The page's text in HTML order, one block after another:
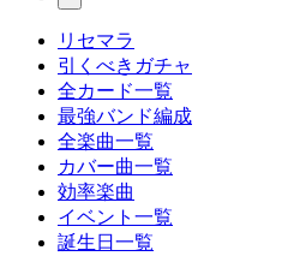
リセマラ
引くべきガチャ
全カード一覧
最強バンド編成
全楽曲一覧
カバー曲一覧
効率楽曲
イベント一覧
誕生日一覧